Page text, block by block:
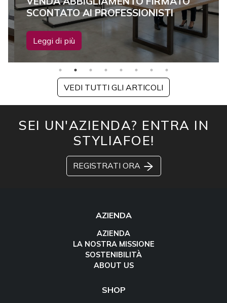
SCONTATO AI PROFESSIONISTI
Leggi di più
VEDI TUTTI GLI ARTICOLI
SEI UN'AZIENDA? ENTRA IN
STYLIAFOE!
REGISTRATI ORA
AZIENDA
AZIENDA
LA NOSTRA MISSIONE
SOSTENIBILITÀ
ABOUT US
SHOP